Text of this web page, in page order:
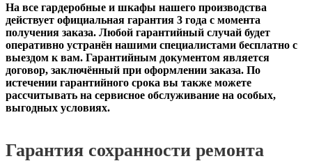
На все гардеробные и шкафы нашего производства
действует официальная гарантия 3 года с момента
получения заказа. Любой гарантийный случай будет
оперативно устранён нашими специалистами бесплатно с
выездом к вам. Гарантийным документом является
договор, заключённый при оформлении заказа. По
истечении гарантийного срока вы также можете
рассчитывать на сервисное обслуживание на особых,
выгодных условиях.
Гарантия сохранности ремонта